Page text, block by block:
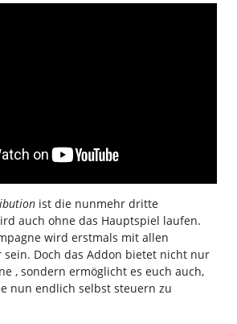
ist die nunmehr dritte
auch ohne das Hauptspiel laufen.
wird erstmals mit allen
sein. Doch das Addon bietet nicht nur
, sondern ermöglicht es euch auch,
nun endlich selbst steuern zu